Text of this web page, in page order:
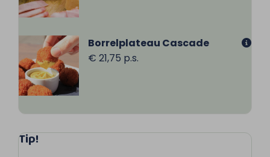
Borrelplateau Cascade
€ 21,75 p.s.
Tip!